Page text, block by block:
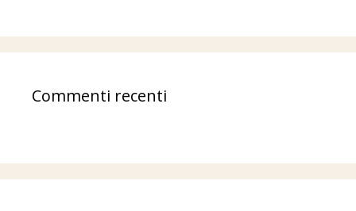
Commenti recenti